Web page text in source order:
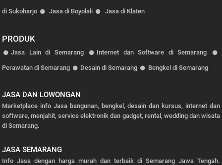
di Sukoharjo Jasa di Boyolali Jasa di Klaten
PRODUK
Jasa Lain di Semarang Internet dan Software di Semarang
Perawatan di Semarang Desain di Semarang Bengkel di Semarang
JASA DAN LOWONGAN
Marketplace info Jasa bangunan, bengkel, desain dan kursus, internet dan
software, menjahit, service elektronik dan gadget, rental, wedding dan wisata
di Semarang.
JASA SEMARANG
Info Jasa dengan harga murah dan terbaik di Semarang Jawa Tengah.